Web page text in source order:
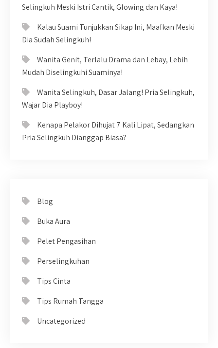
Selingkuh Meski Istri Cantik, Glowing dan Kaya!
Kalau Suami Tunjukkan Sikap Ini, Maafkan Meski
Dia Sudah Selingkuh!
Wanita Genit, Terlalu Drama dan Lebay, Lebih
Mudah Diselingkuhi Suaminya!
Wanita Selingkuh, Dasar Jalang! Pria Selingkuh,
Wajar Dia Playboy!
Kenapa Pelakor Dihujat 7 Kali Lipat, Sedangkan
Pria Selingkuh Dianggap Biasa?
Blog
Buka Aura
Pelet Pengasihan
Perselingkuhan
Tips Cinta
Tips Rumah Tangga
Uncategorized